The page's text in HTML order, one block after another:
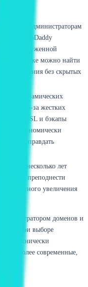
администраторам
GoDaddy
и перегруженной
на рынке можно найти
VDS решения без скрытых
динамических
Из-за жестких
на SSL и бэкапы
экономически
не оправдать
на несколько лет
может преподнести
увеличения
регистратором доменов и
но при выборе
технически
на более современные,